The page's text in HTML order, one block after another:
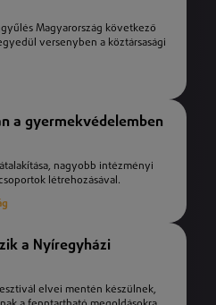
Magyarország következő
versenyben a köztársasági
a gyermekvédelemben
nagyobb intézményi
létrehozásával.
a Nyíregyházi
elvei mentén készülnek,